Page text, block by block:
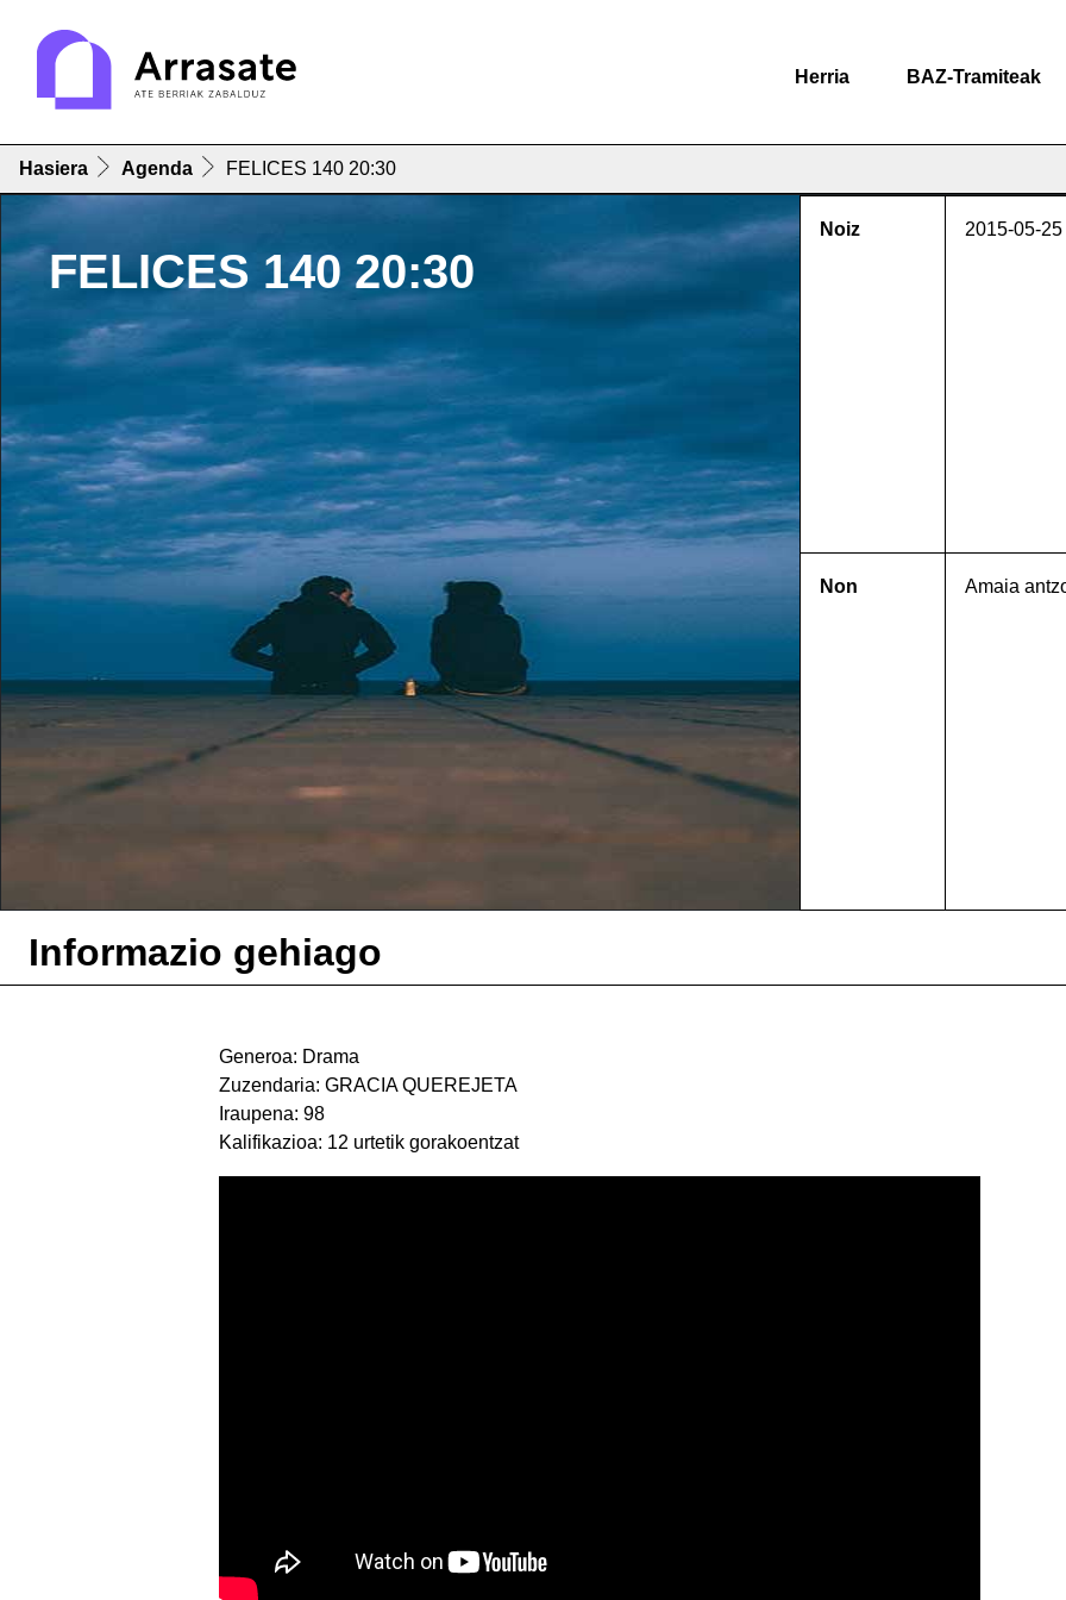
Herria BAZ-Tramiteak
Hasiera Agenda FELICES 140 20:30
FELICES 140 20:30
Noiz 2015-05-25
Non Amaia
Informazio gehiago
Generoa: Drama
Zuzendaria: GRACIA QUEREJETA
Iraupena: 98
Kalifikazioa: 12 urtetik gorakoentzat